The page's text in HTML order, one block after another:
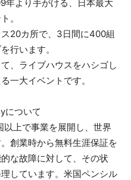
年より手がける、日本最大
。
20カ所で、3日間に400組
行います。
、ライブハウスをハシゴし
一大イベントです。
について
上で事業を展開し、世界
創業時から無料生涯保証を
な故障に対して、その状
しています。米国ペンシル